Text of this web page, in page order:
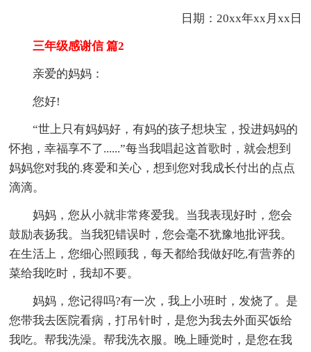
日期：20xx年xx月xx日
三年级感谢信 篇2
亲爱的妈妈：
您好!
“世上只有妈妈好，有妈的孩子想块宝，投进妈妈的
怀抱，幸福享不了......”每当我唱起这首歌时，就会想到
妈妈您对我的.疼爱和关心，想到您对我成长付出的点点
滴滴。
妈妈，您从小就非常疼爱我。当我表现好时，您会
鼓励表扬我。当我犯错误时，您会毫不犹豫地批评我。
在生活上，您细心照顾我，每天都给我做好吃,有营养的
菜给我吃时，我却不要。
妈妈，您记得吗?有一次，我上小班时，发烧了。是
您带我去医院看病，打吊针时，是您为我去外面买饭给
我吃。帮我洗澡。帮我洗衣服。晚上睡觉时，是您在我